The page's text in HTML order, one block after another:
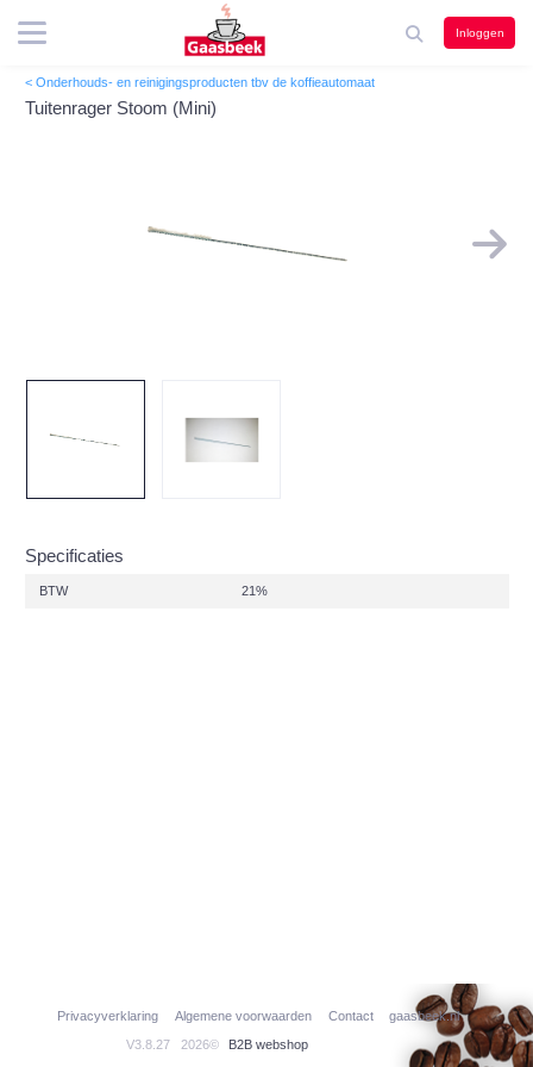
Inloggen
< Onderhouds- en reinigingsproducten tbv de koffieautomaat
Tuitenrager Stoom (Mini)
Specificaties
BTW 21%
V3.8.27 2026© B2B webshop
Privacyverklaring Algemene voorwaarden Contact gaasbeek.nl